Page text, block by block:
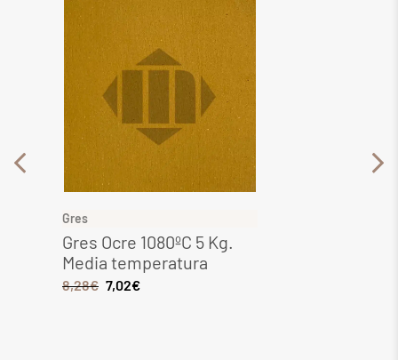
Gres
Gres Ocre 1080ºC 5 Kg.
Media temperatura
8,28€ 7,02€